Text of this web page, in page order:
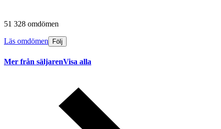
51 328 omdömen
Läs omdömen Följ
Mer från säljarenVisa alla